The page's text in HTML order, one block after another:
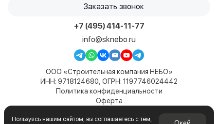
Заказать звонок
+7 (495) 414-11-77
info@sknebo.ru
ООО «Строительная компания НЕБО»
ИНН: 9718124680, ОГРН: 1197746024442
Политика конфиденциальности
Оферта
© 2019-2026. Все права защищены. Сайт не является
Пользуясь нашим сайтом, вы соглашаетесь с тем,